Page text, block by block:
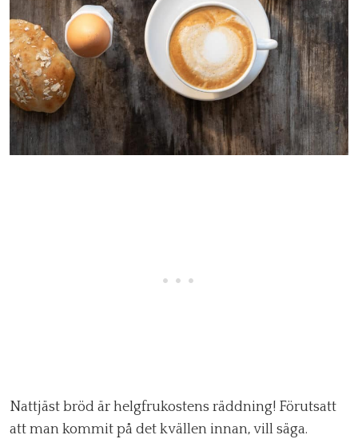
Nattjäst bröd är helgfrukostens räddning! Förutsatt
att man kommit på det kvällen innan, vill säga.